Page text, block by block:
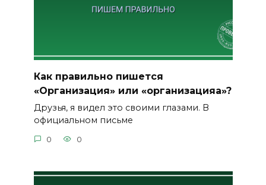
Как правильно пишется
«Организация» или «организацияа»?
Друзья, я видел это своими глазами. В
официальном письме
0 0